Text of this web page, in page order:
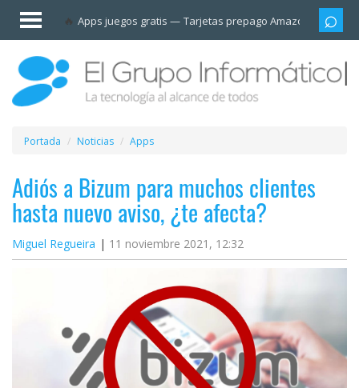
Apps juegos gratis Tarjetas prepago Amazon
Invitado
Iniciar
sesión /
Registrarse
Esenciales
Móviles
Ofertas
Apps
Plataformas
Portada Noticias Apps
Adiós a Bizum para muchos clientes
hasta nuevo aviso, ¿te afecta?
Miguel Regueira 11 noviembre 2021, 12:32